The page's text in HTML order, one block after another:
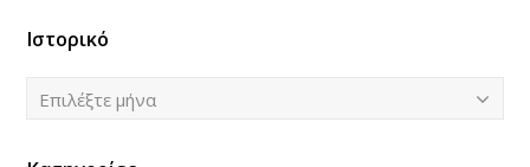
Ιστορικό
Ιστορικό
Επιλέξτε μήνα